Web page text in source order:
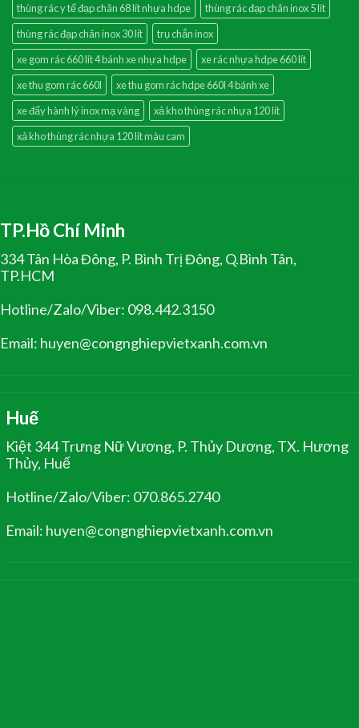
thùng rác y tế đạp chân 68 lít nhựa hdpe
thùng rác đạp chân inox 5 lít
thùng rác đạp chân inox 30 lít
trụ chắn inox
xe gom rác 660 lít 4 bánh xe nhựa hdpe
xe rác nhựa hdpe 660 lít
xe thu gom rác 660l
xe thu gom rác hdpe 660l 4 bánh xe
xe đẩy hành lý inox mạ vàng
xả kho thùng rác nhựa 120 lít
xả kho thùng rác nhựa 120 lít màu cam
TP.Hồ Chí Minh
334 Tân Hòa Đông, P. Bình Trị Đông, Q.Bình Tân,
TP.HCM
Hotline/Zalo/Viber: 098.442.3150
Email: huyen@congnghiepvietxanh.com.vn
Huế
Kiệt 344 Trưng Nữ Vương, P. Thủy Dương, TX. Hương
Thủy, Huế
Hotline/Zalo/Viber: 070.865.2740
Email: huyen@congnghiepvietxanh.com.vn